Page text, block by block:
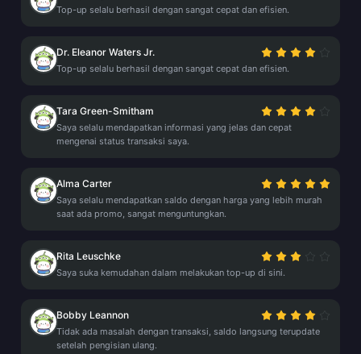
Top-up selalu berhasil dengan sangat cepat dan efisien.
Dr. Eleanor Waters Jr.
Top-up selalu berhasil dengan sangat cepat dan efisien.
Tara Green-Smitham
Saya selalu mendapatkan informasi yang jelas dan cepat
mengenai status transaksi saya.
Alma Carter
Saya selalu mendapatkan saldo dengan harga yang lebih murah
saat ada promo, sangat menguntungkan.
Rita Leuschke
Saya suka kemudahan dalam melakukan top-up di sini.
Bobby Leannon
Tidak ada masalah dengan transaksi, saldo langsung terupdate
setelah pengisian ulang.